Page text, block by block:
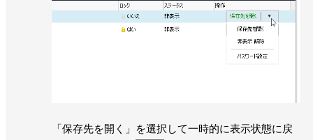
「保存先を開く」を選択して一時的に表示状態に戻